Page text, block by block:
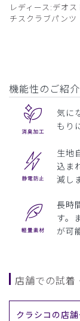
レディース:デオス
チスクラブパンツ
機能性のご紹介
気に
もり
生地
込ま
減し
長時
す。
が可
店舗での試着
クラシコの店